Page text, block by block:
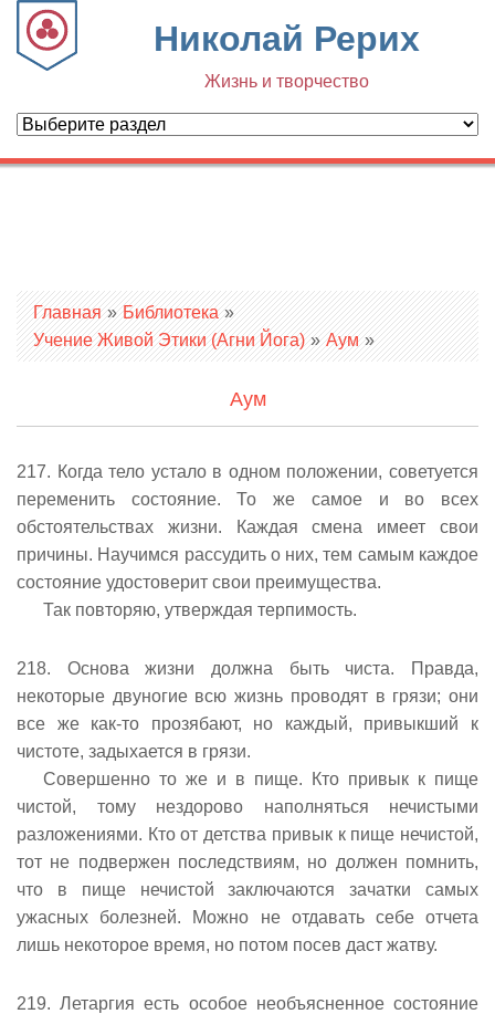
Николай Рерих
Жизнь и творчество
Вы здесь
Главная » Библиотека »
Учение Живой Этики (Агни Йога) » Аум »
Аум
217. Когда тело устало в одном положении, советуется
переменить состояние. То же самое и во всех
обстоятельствах жизни. Каждая смена имеет свои
причины. Научимся рассудить о них, тем самым каждое
состояние удостоверит свои преимущества.
Так повторяю, утверждая терпимость.
218. Основа жизни должна быть чиста. Правда,
некоторые двуногие всю жизнь проводят в грязи; они
все же как-то прозябают, но каждый, привыкший к
чистоте, задыхается в грязи.
Совершенно то же и в пище. Кто привык к пище
чистой, тому нездорово наполняться нечистыми
разложениями. Кто от детства привык к пище нечистой,
тот не подвержен последствиям, но должен помнить,
что в пище нечистой заключаются зачатки самых
ужасных болезней. Можно не отдавать себе отчета
лишь некоторое время, но потом посев даст жатву.
219. Летаргия есть особое необъясненное состояние